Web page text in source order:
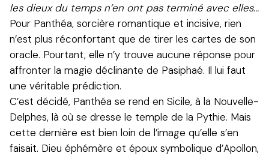
les dieux du temps n’en ont pas terminé avec elles…
Pour Panthéa, sorcière romantique et incisive, rien
n’est plus réconfortant que de tirer les cartes de son
oracle. Pourtant, elle n’y trouve aucune réponse pour
affronter la magie déclinante de Pasiphaé. Il lui faut
une véritable prédiction.
C’est décidé, Panthéa se rend en Sicile, à la Nouvelle-
Delphes, là où se dresse le temple de la Pythie. Mais
cette dernière est bien loin de l’image qu’elle s’en
faisait. Dieu éphémère et époux symbolique d’Apollon,